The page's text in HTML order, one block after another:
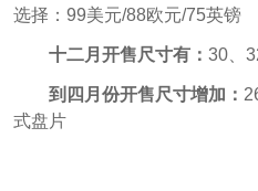
选择：99美元/88欧元/75英镑
十二月开售尺寸有： 30、
到四月份开售尺寸增加：
式盘片